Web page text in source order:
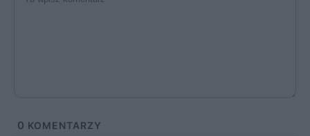
0 KOMENTARZY